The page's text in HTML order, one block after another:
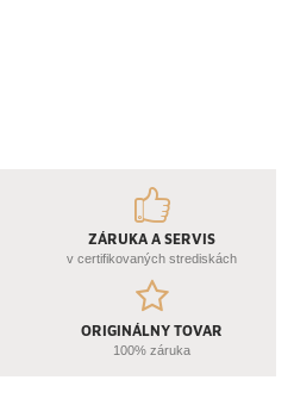
ZÁRUKA A SERVIS
v certifikovaných strediskách
ORIGINÁLNY TOVAR
100% záruka